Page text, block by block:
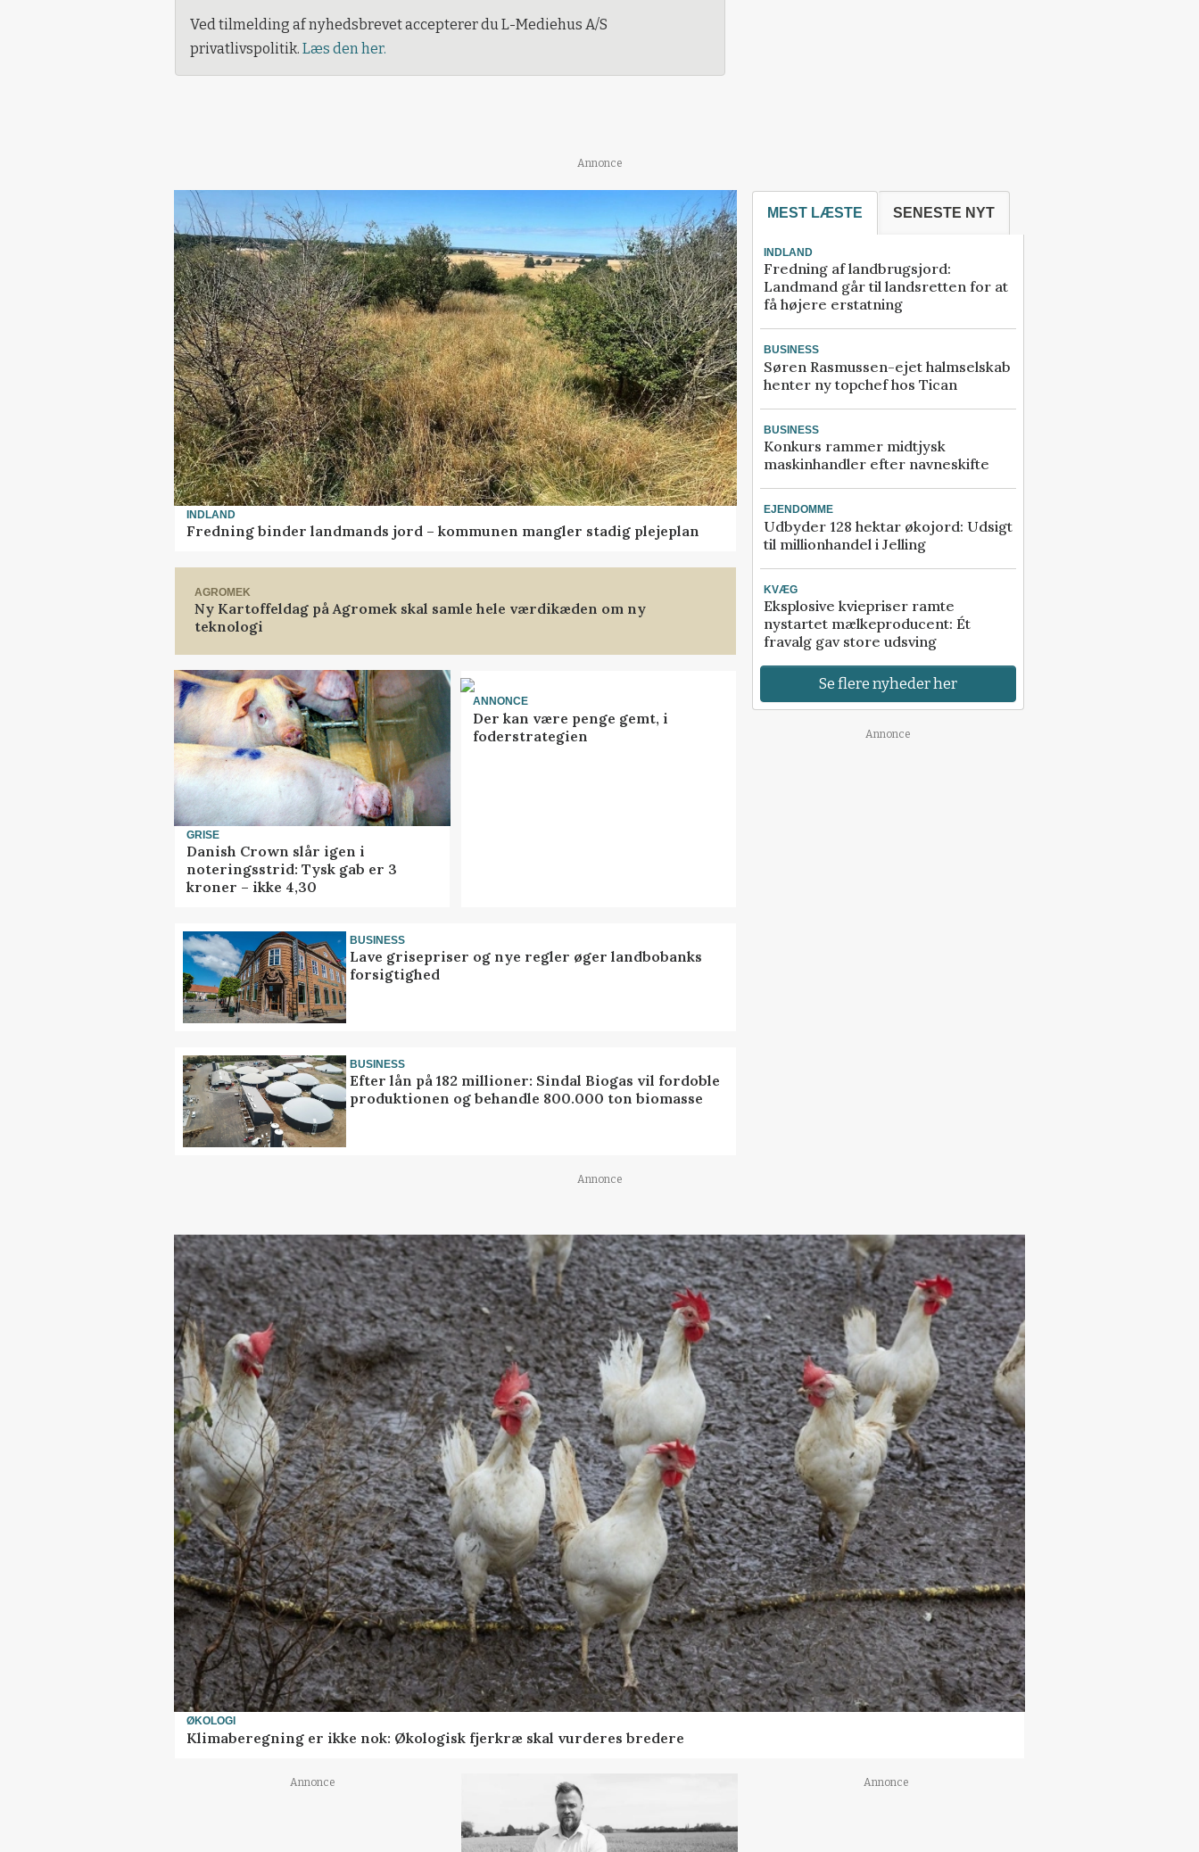
Ved tilmelding af nyhedsbrevet accepterer du L-Mediehus A/S
privatlivspolitik. Læs den her.
Annonce
INDLAND
Fredning binder landmands jord – kommunen mangler stadig plejeplan
AGROMEK
Ny Kartoffeldag på Agromek skal samle hele værdikæden om ny
teknologi
GRISE
Danish Crown slår igen i
noteringsstrid: Tysk gab er 3
kroner – ikke 4,30
ANNONCE
Der kan være penge gemt, i
foderstrategien
BUSINESS
Lave grisepriser og nye regler øger landbobanks
forsigtighed
BUSINESS
Efter lån på 182 millioner: Sindal Biogas vil fordoble
produktionen og behandle 800.000 ton biomasse
MEST LÆSTE SENESTE NYT
INDLAND
Fredning af landbrugsjord:
Landmand går til landsretten for at
få højere erstatning
BUSINESS
Søren Rasmussen-ejet halmselskab
henter ny topchef hos Tican
BUSINESS
Konkurs rammer midtjysk
maskinhandler efter navneskifte
EJENDOMME
Udbyder 128 hektar økojord: Udsigt
til millionhandel i Jelling
KVÆG
Eksplosive kviepriser ramte
nystartet mælkeproducent: Ét
fravalg gav store udsving
Se flere nyheder her
Annonce
Annonce
ØKOLOGI
Klimaberegning er ikke nok: Økologisk fjerkræ skal vurderes bredere
Annonce Annonce